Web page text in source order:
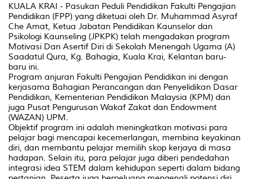
KUALA KRAI - Pasukan Peduli Pendidikan Fakulti Pengajian
Pendidikan (FPP) yang diketuai oleh Dr. Muhammad Asyraf
Che Amat, Ketua Jabatan Pendidikan Kaunselor dan
Psikologi Kaunseling (JPKPK) telah mengadakan program
Motivasi Dan Asertif Diri di Sekolah Menengah Ugama (A)
Saadatul Qura, Kg. Bahagia, Kuala Krai, Kelantan baru-
baru ini.
Program anjuran Fakulti Pengajian Pendidikan ini dengan
kerjasama Bahagian Perancangan dan Penyelidikan Dasar
Pendidikan, Kementerian Pendidikan Malaysia (KPM) dan
juga Pusat Pengurusan Wakaf Zakat dan Endowment
(WAZAN) UPM.
Objektif program ini adalah meningkatkan motivasi para
pelajar bagi mencapai kecemerlangan, membina keyakinan
diri, dan membantu pelajar memilih skop kerjaya di masa
hadapan. Selain itu, para pelajar juga diberi pendedahan
integrasi idea STEM dalam kehidupan seperti dalam bidang